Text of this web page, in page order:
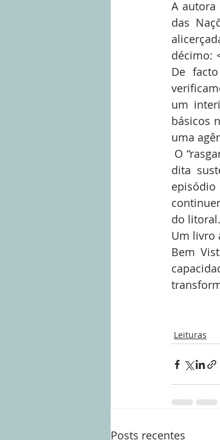
A
das
décimo:
De
um
básicos
uma
dita
do litoral.
Um livro
Bem
Leituras
Posts recentes